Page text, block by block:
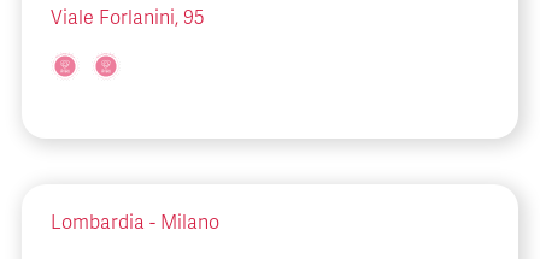
Viale Forlanini, 95
Lombardia - Milano